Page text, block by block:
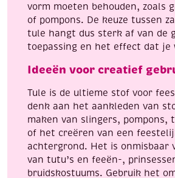
vorm moeten behouden, zoals
of pompons. De keuze tussen
tule hangt dus sterk af van de
toepassing en het effect dat je
Ideeën voor creatief
Tule is de ultieme stof voor
denk aan het aankleden van
maken van slingers, pompons,
of het creëren van een
achtergrond. Het is onmisbaar
van tutu’s en feeën-,
bruidskostuums. Gebruik het